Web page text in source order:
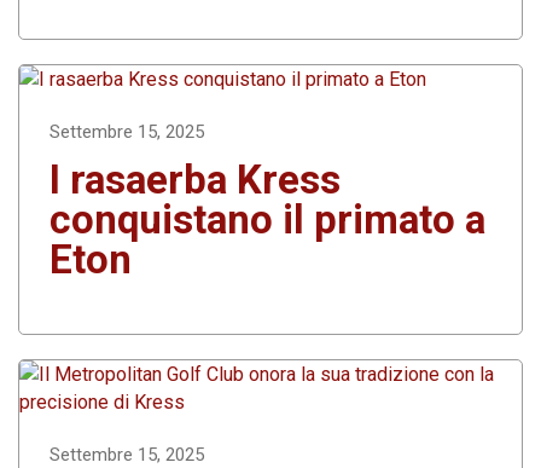
Settembre 15, 2025
I rasaerba Kress
conquistano il primato a
Eton
Settembre 15, 2025